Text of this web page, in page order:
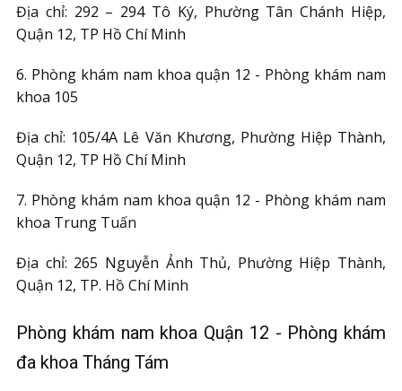
Địa chỉ: 292 – 294 Tô Ký, Phường Tân Chánh Hiệp,
Quận 12, TP Hồ Chí Minh
6. Phòng khám nam khoa quận 12 - Phòng khám nam
khoa 105
Địa chỉ: 105/4A Lê Văn Khương, Phường Hiệp Thành,
Quận 12, TP Hồ Chí Minh
7. Phòng khám nam khoa quận 12 - Phòng khám nam
khoa Trung Tuấn
Địa chỉ: 265 Nguyễn Ảnh Thủ, Phường Hiệp Thành,
Quận 12, TP. Hồ Chí Minh
Phòng khám nam khoa Quận 12 - Phòng khám
đa khoa Tháng Tám